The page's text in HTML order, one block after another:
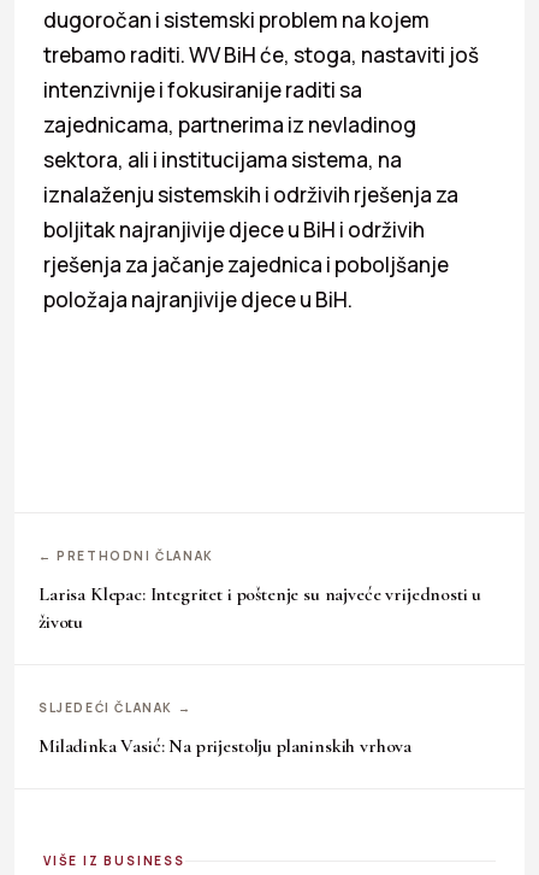
dugoročan i sistemski problem na kojem
trebamo raditi. WV BiH će, stoga, nastaviti još
intenzivnije i fokusiranije raditi sa
zajednicama, partnerima iz nevladinog
sektora, ali i institucijama sistema, na
iznalaženju sistemskih i održivih rješenja za
boljitak najranjivije djece u BiH i održivih
rješenja za jačanje zajednica i poboljšanje
položaja najranjivije djece u BiH.
← PRETHODNI ČLANAK
Larisa Klepac: Integritet i poštenje su najveće vrijednosti u
životu
SLJEDEĆI ČLANAK →
Miladinka Vasić: Na prijestolju planinskih vrhova
VIŠE IZ BUSINESS